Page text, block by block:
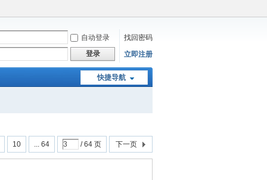
自动登录
找回密码
登录
立即注册
快捷导航
10 ... 64 / 64 页 下一页